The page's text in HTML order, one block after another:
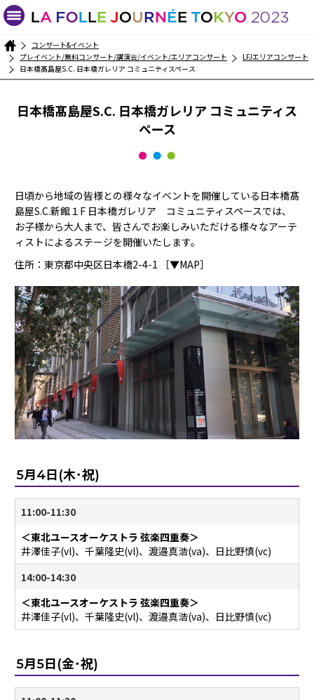
コンサート&イベント
プレイベント/無料コンサート/講演会/イベント/エリアコンサート
LFJエリアコンサート
日本橋髙島屋S.C. 日本橋ガレリア コミュニティスペース
日本橋髙島屋S.C. 日本橋ガレリア コミュニティス
ペース
日頃から地域の皆様との様々なイベントを開催している日本橋髙
島屋S.C.新館１F 日本橋ガレリア コミュニティスペースでは、
お子様から大人まで、皆さんでお楽しみいただける様々なアーテ
ィストによるステージを開催いたします。
住所：東京都中央区日本橋2-4-1
［▼MAP］
5月4日(木･祝)
11:00-11:30
＜東北ユースオーケストラ 弦楽四重奏＞
井澤佳子(vl)、千葉隆史(vl)、渡邉真浩(va)、日比野慎(vc)
14:00-14:30
＜東北ユースオーケストラ 弦楽四重奏＞
井澤佳子(vl)、千葉隆史(vl)、渡邉真浩(va)、日比野慎(vc)
5月5日(金･祝)